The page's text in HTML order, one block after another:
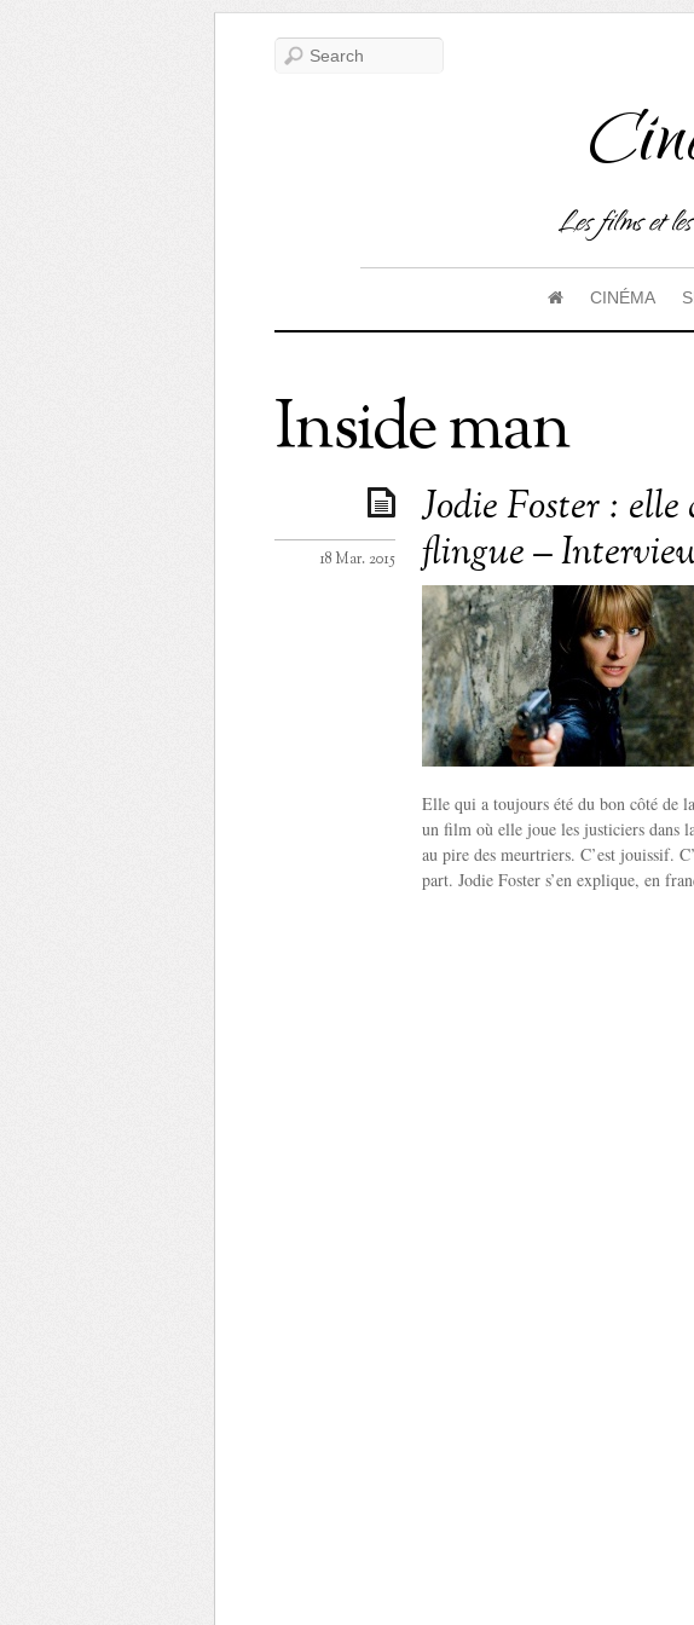
Les films et
CINÉMA
Inside man
Jodie Foster :
flingue –
18 Mar. 2015
Elle qui a toujours été du bon côté de
un film où elle joue les justiciers dans
au pire des meurtriers. C’est jouissif.
part. Jodie Foster s’en explique, en